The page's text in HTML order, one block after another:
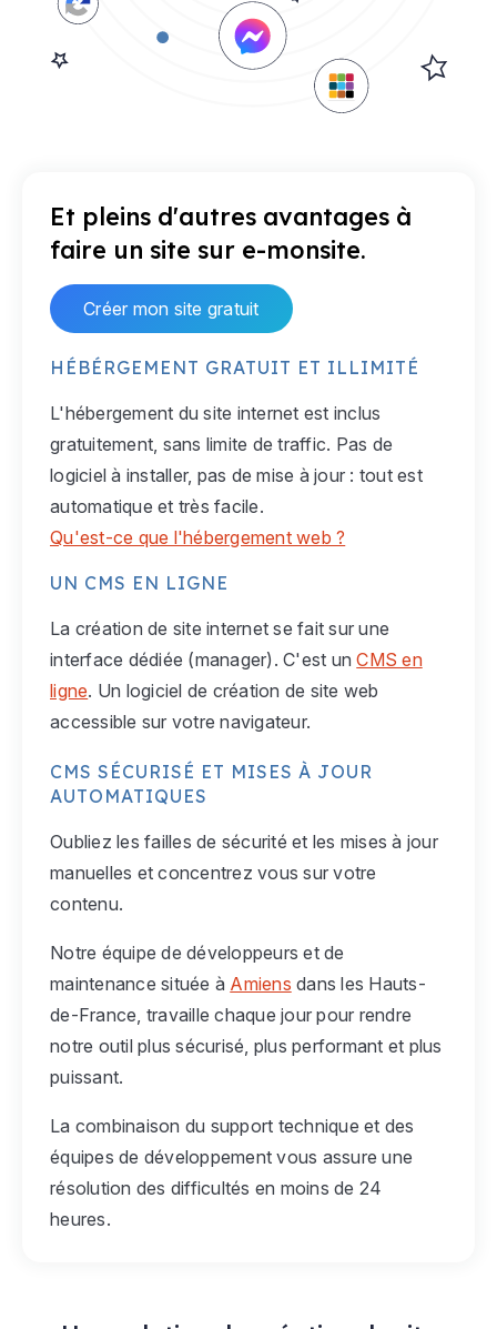
Et pleins d'autres avantages à
faire un site sur e-monsite.
Créer mon site gratuit
HÉBÉRGEMENT GRATUIT ET ILLIMITÉ
L'hébergement du site internet est inclus
gratuitement, sans limite de traffic. Pas de
logiciel à installer, pas de mise à jour : tout est
automatique et très facile.
Qu'est-ce que l'hébergement web ?
UN CMS EN LIGNE
La création de site internet se fait sur une
interface dédiée (manager). C'est unCMS en
ligne. Un logiciel de création de site web
accessible sur votre navigateur.
CMS SÉCURISÉ ET MISES À JOUR
AUTOMATIQUES
Oubliez les failles de sécurité et les mises à jour
manuelles et concentrez vous sur votre
contenu.
Notre équipe de développeurs et de
maintenance située à Amiens dans les Hauts-
de-France, travaille chaque jour pour rendre
notre outil plus sécurisé, plus performant et plus
puissant.
La combinaison du support technique et des
équipes de développement vous assure une
résolution des difficultés en moins de 24
heures.